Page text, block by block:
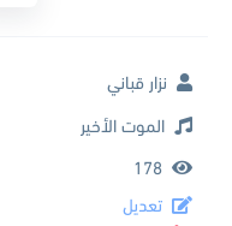
نزار قباني
الموت الأخير
178
تعديل